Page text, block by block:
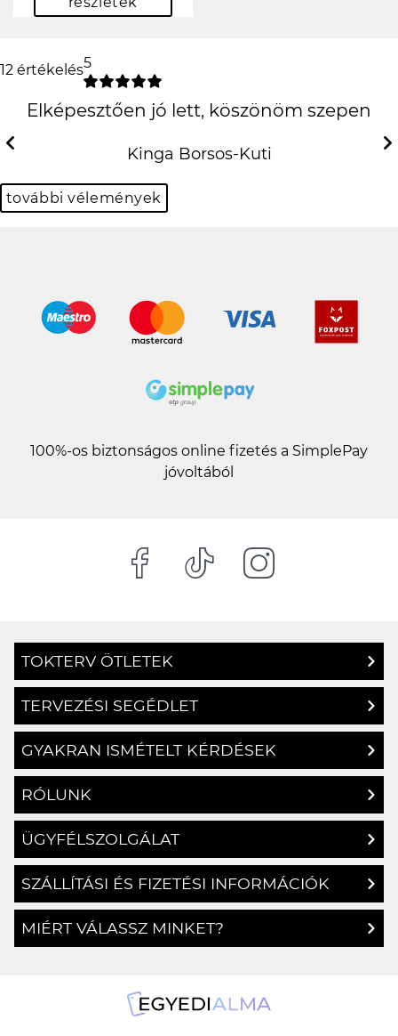
12 értékelés5
Elképesztően jó lett, köszönöm
szepen
Kinga Borsos-Kuti
Previous
további vélemények
jóvoltából
TOKTERV ÖTLETEK
TERVEZÉSI SEGÉDLET
GYAKRAN ISMÉTELT KÉRDÉSEK
RÓLUNK
ÜGYFÉLSZOLGÁLAT
SZÁLLÍTÁSI ÉS FIZETÉSI INFORMÁCIÓK
MIÉRT VÁLASSZ MINKET?